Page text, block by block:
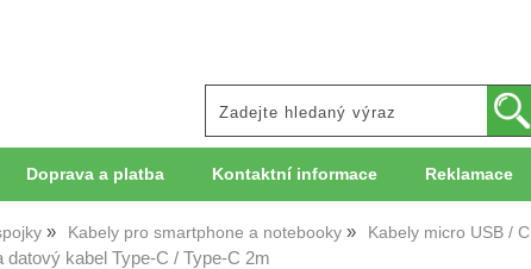
Doprava a platba Kontaktní informace Reklamace
Kabely pro smartphone a notebooky Kabely micro USB / C
kabel Type-C / Type-C 2m